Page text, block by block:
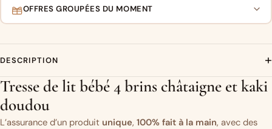
OFFRES GROUPÉES DU MOMENT
DESCRIPTION +
Tresse de lit bébé 4 brins châtaigne et kaki
doudou
L’assurance d’un produit unique, 100% fait à la main, avec des